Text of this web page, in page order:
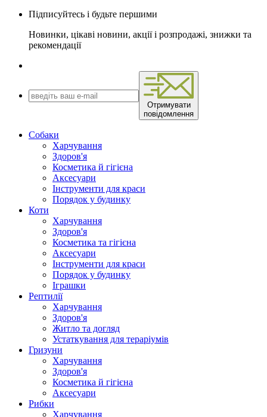
Підписуйтесь і будьте першими
Новинки, цікаві новини, акції і розпродажі, знижки та
рекомендації
Отримувати
повідомлення
Собаки
Харчування
Здоров'я
Косметика й гігієна
Аксесуари
Інструменти для краси
Порядок у будинку
Коти
Харчування
Здоров'я
Косметика та гігієна
Аксесуари
Інструменти для краси
Порядок у будинку
Іграшки
Рептилії
Харчування
Здоров'я
Житло та догляд
Устаткування для тераріумів
Гризуни
Харчування
Здоров'я
Косметика й гігієна
Аксесуари
Рибки
Харчування